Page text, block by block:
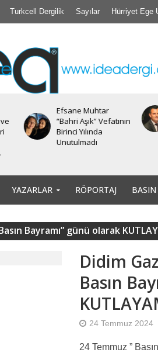
Turkcell Dergilik Sayılar Hürriyet Ege
Efsane Muhtar
“Bahri Aşık” Vefatının
Birinci Yılında
Unutulmadı
YAZARLAR RÖPORTAJ
Bayramı” günü olarak
Didim
Basın
24 Temmuz 2024
24 Temmuz ”